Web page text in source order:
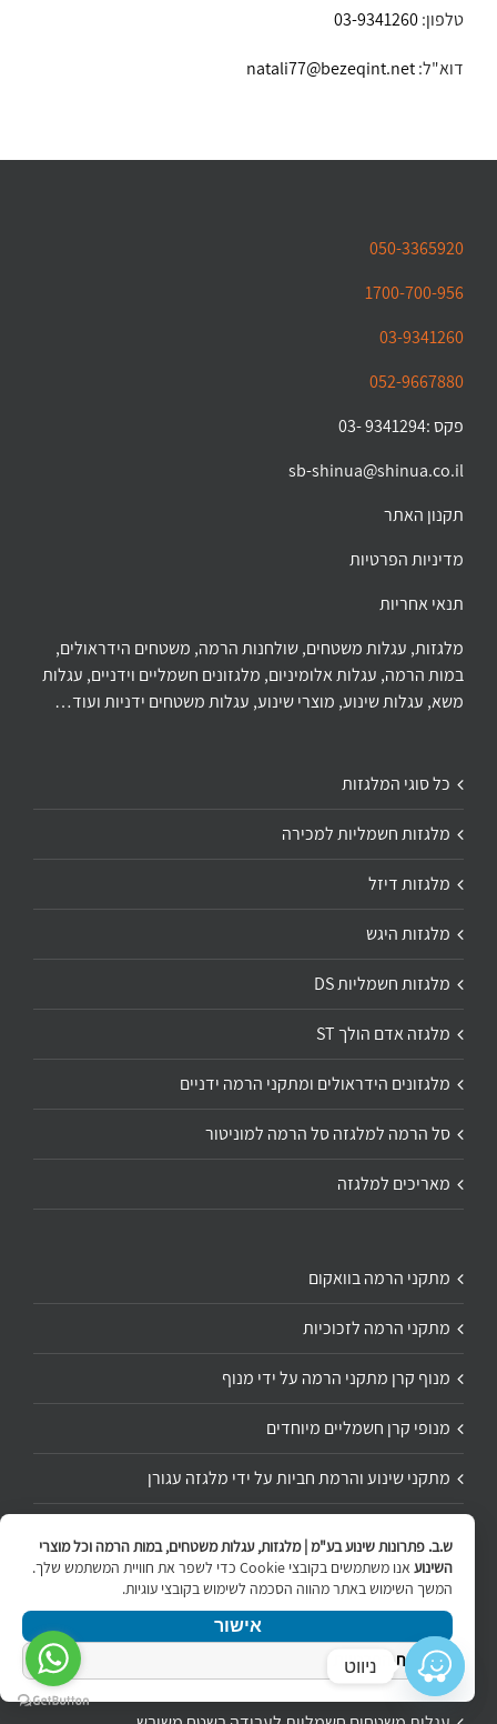
טלפון:03-9341260
דוא"ל:natali77@bezeqint.net
050-3365920
1700-700-956
03-9341260
052-9667880
פקס :9341294 -03
sb-shinua@shinua.co.il
תקנון האתר
מדיניות הפרטיות
תנאי אחריות
מלגזות, עגלות משטחים, שולחנות הרמה, משטחים הידראולים,
במות הרמה, עגלות אלומיניום, מלגזונים חשמליים וידניים, עגלות
משא, עגלות שינוע, מוצרי שינוע, עגלות משטחים ידניות ועוד…
כל סוגי המלגזות
מלגזות חשמליות למכירה
מלגזות דיזל
מלגזות היגש
מלגזות חשמליות DS
מלגזה אדם הולך ST
מלגזונים הידראולים ומתקני הרמה ידניים
סל הרמה למלגזה סל הרמה למוניטור
מאריכים למלגזה
מתקני הרמה בוואקום
מתקני הרמה לזכוכיות
מנוף קרן מתקני הרמה על ידי מנוף
מנופי קרן חשמליים מיוחדים
מתקני שינוע והרמת חביות על ידי מלגזה עגורן
עגלות משטחים חשמלית לשינוע
עגלות משטחים חצי חשמליות
עגלות משטחים ועגלות הידראוליות
ש.ב. פתרונות שינוע בע"מ | מלגזות, עגלות משטחים, במות הרמה וכל מוצרי
השינוע
אנו משתמשים בקובצי Cookie כדי לשפר את חוויית המשתמש שלך.
המשך השימוש באתר מהווה הסכמה לשימוש בקובצי עוגיות.
אישור
מדיניות הפרטיות
ניווט